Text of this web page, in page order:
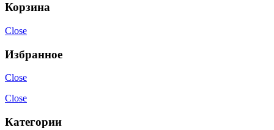
Корзина
Close
Избранное
Close
Close
Категории